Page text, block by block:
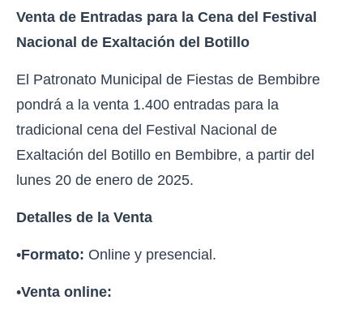
Venta de Entradas para la Cena del Festival
Nacional de Exaltación del Botillo
El Patronato Municipal de Fiestas de Bembibre
pondrá a la venta 1.400 entradas para la
tradicional cena del Festival Nacional de
Exaltación del Botillo en Bembibre, a partir del
lunes 20 de enero de 2025.
Detalles de la Venta
•Formato: Online y presencial.
•Venta online: